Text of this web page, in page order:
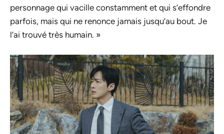
personnage qui vacille constamment et qui s’effondre
parfois, mais qui ne renonce jamais jusqu’au bout. Je
l’ai trouvé très humain. »